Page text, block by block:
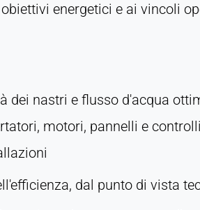
energetici e ai vincoli
dei nastri e flusso d'acqua
motori, pannelli e controlli
dal punto di vista